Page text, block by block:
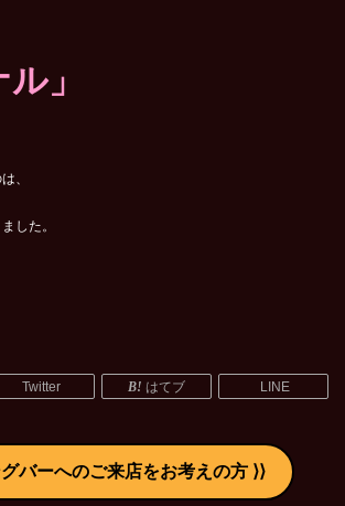
」
、
した。
Twitter はてブ LINE
バーへのご来店をお考えの方